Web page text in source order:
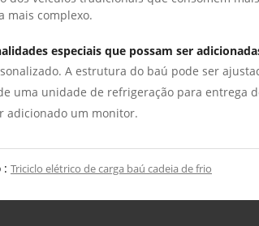
mais complexo.
especiais que possam ser
A estrutura do baú pode ser
uma unidade de refrigeração para entrega
adicionado um monitor.
: Triciclo elétrico de carga baú cadeia de frio